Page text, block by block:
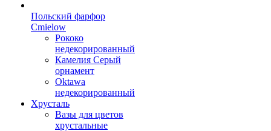
Польский фарфор
Сmielow
Рококо
недекорированный
Камелия Серый
орнамент
Oktawa
недекорированный
Хрусталь
Вазы для цветов
хрустальные